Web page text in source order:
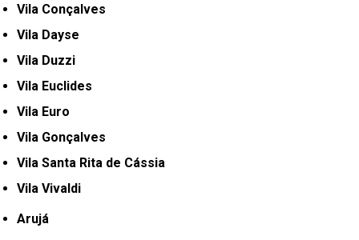
Vila Conçalves
Vila Dayse
Vila Duzzi
Vila Euclides
Vila Euro
Vila Gonçalves
Vila Santa Rita de Cássia
Vila Vivaldi
Arujá